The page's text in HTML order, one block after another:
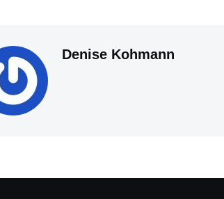
Denise Kohmann